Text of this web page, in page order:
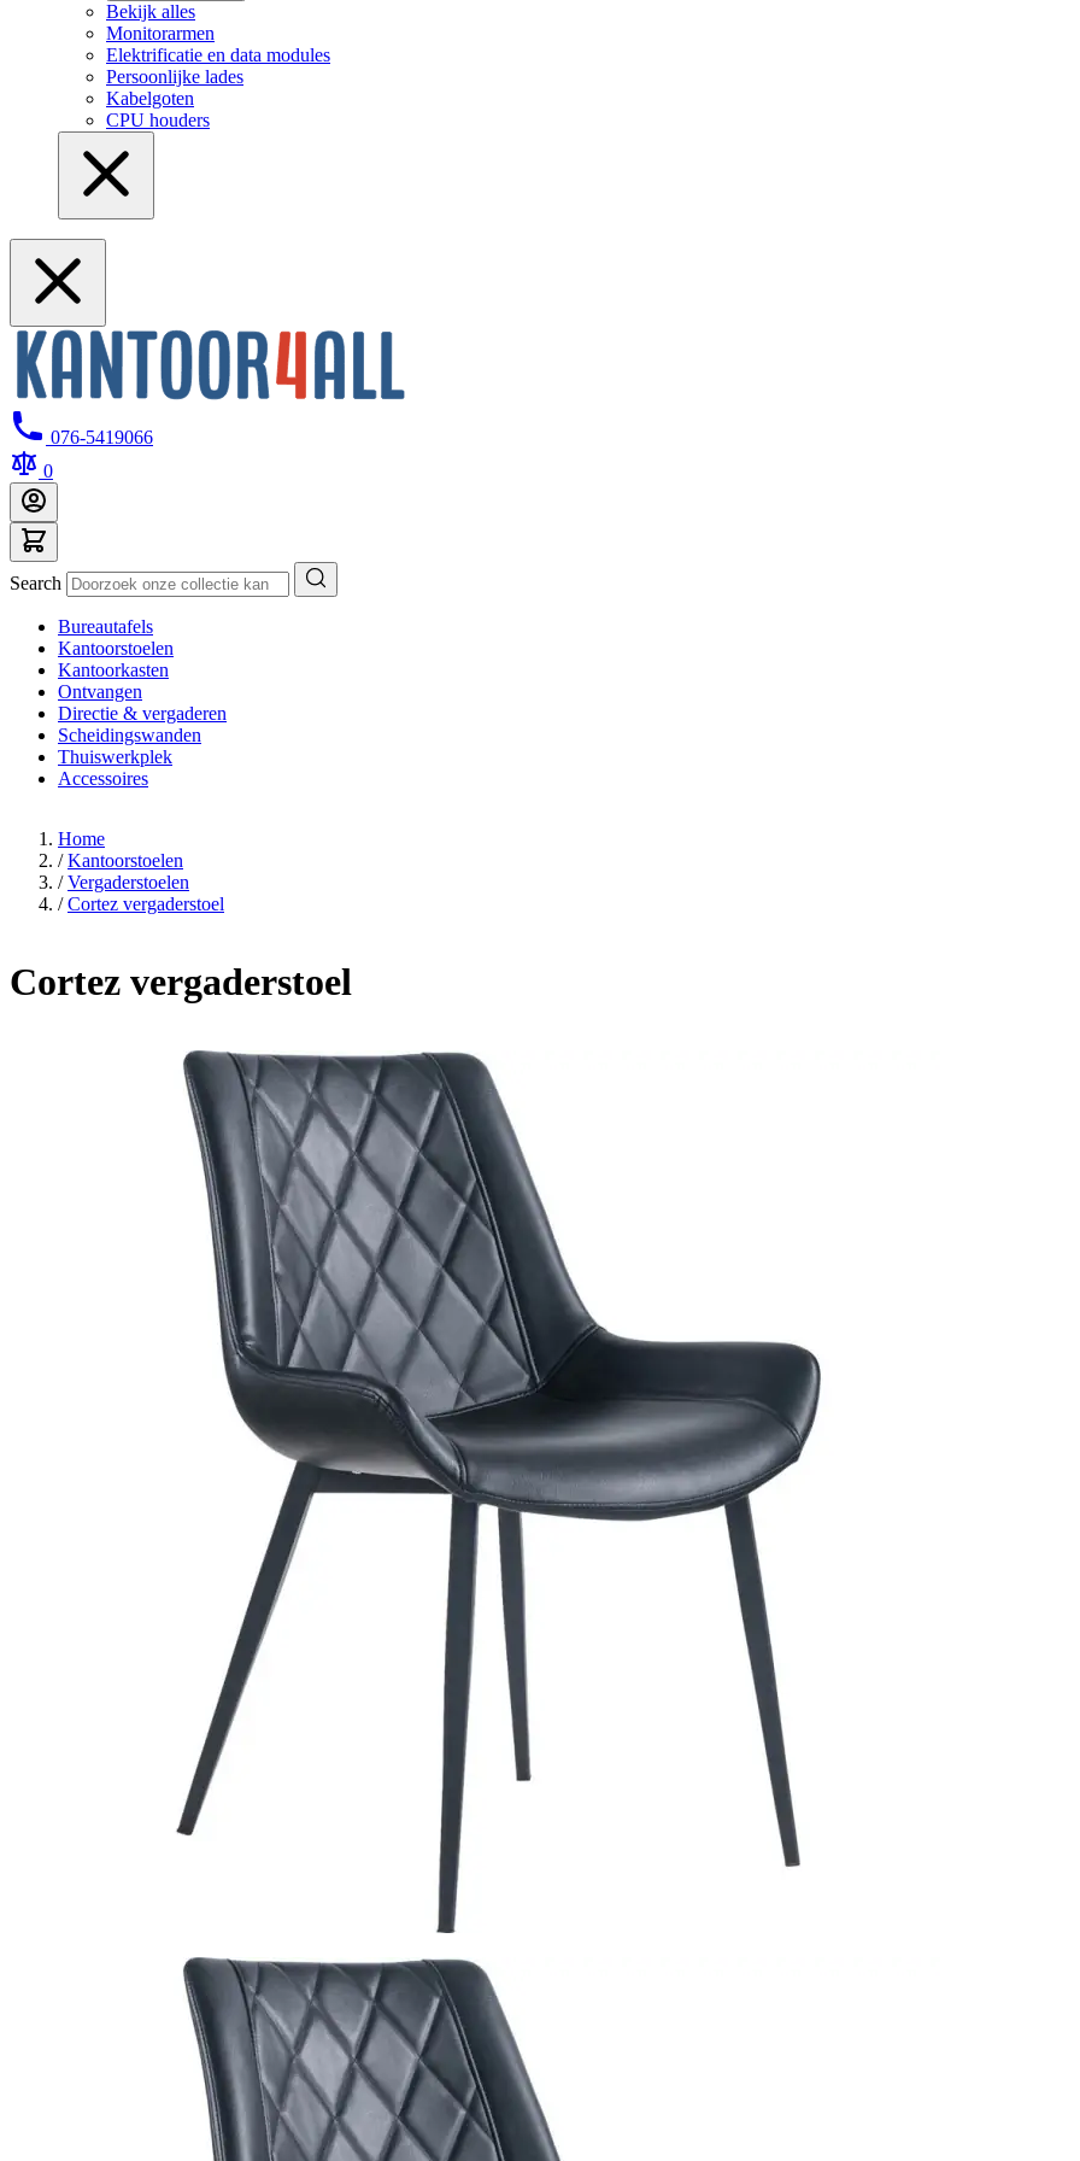
Bekijk alles
Monitorarmen
Elektrificatie en data modules
Persoonlijke lades
Kabelgoten
CPU houders
076-5419066
0
Search
Bureautafels
Kantoorstoelen
Kantoorkasten
Ontvangen
Directie & vergaderen
Scheidingswanden
Thuiswerkplek
Accessoires
Home
/ Kantoorstoelen
/ Vergaderstoelen
/ Cortez vergaderstoel
Cortez vergaderstoel